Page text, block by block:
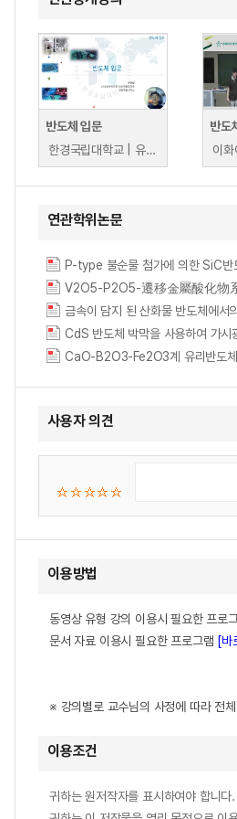
반도체 입문
한경국립대학교 | 유윤섭
반도
연관학위논문
P-type 불순물 첨가에 의한
V2O5-P2O5-遷移金屬酸化物
금속이 담지 된 산화물 반도체에서
CdS 반도체 박막을 사용하여
CaO-B2O3-Fe2O3계 유리반도
사용자 의견
이용방법
동영상 유형 강의 이용시 필요한 프로
문서 자료 이용시 필요한 프로그램 [바
※ 강의별로 교수님의 사정에 따라 전
이용조건
귀하는 원저작자를 표시하여야 합니다.